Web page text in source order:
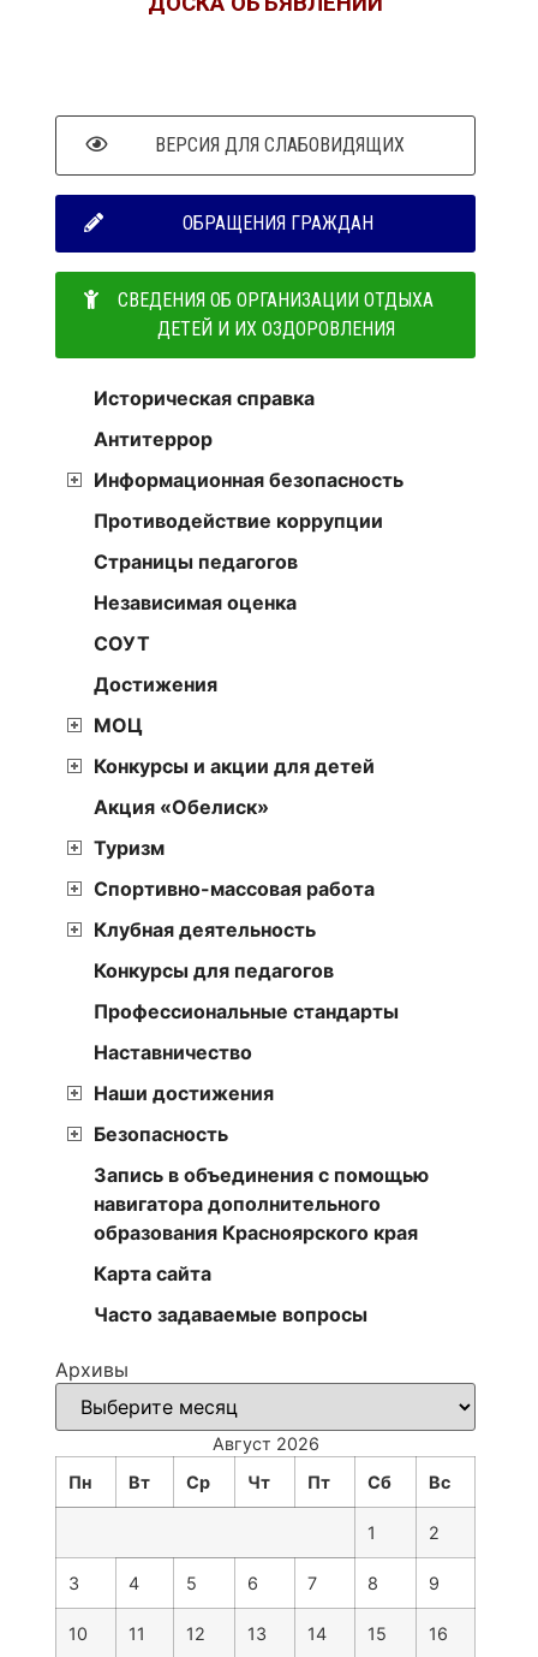
ВЕРСИЯ ДЛЯ СЛАБОВИДЯЩИХ
ОБРАЩЕНИЯ ГРАЖДАН
СВЕДЕНИЯ ОБ ОРГАНИЗАЦИИ ОТДЫХА
ДЕТЕЙ И ИХ ОЗДОРОВЛЕНИЯ
Историческая справка
Антитеррор
Информационная безопасность
Противодействие коррупции
Страницы педагогов
Независимая оценка
СОУТ
Достижения
МОЦ
Конкурсы и акции для детей
Акция «Обелиск»
Туризм
Спортивно-массовая работа
Клубная деятельность
Конкурсы для педагогов
Профессиональные стандарты
Наставничество
Наши достижения
Безопасность
Запись в объединения с помощью
навигатора дополнительного
образования Красноярского края
Карта сайта
Часто задаваемые вопросы
Архивы
Август 2026
Пн
Вт Ср Чт Пт Сб Вс
1 2
3 4 5 6 7 8 9
10 11 12 13 14 15 16